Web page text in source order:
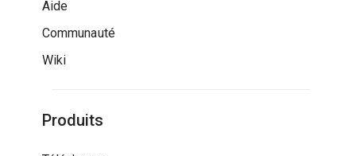
Aide
Communauté
Wiki
Produits